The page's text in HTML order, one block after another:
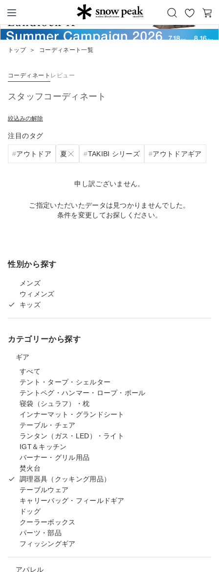
Snow Peak
お
カ
ー
トップ ＞ コーディネート一覧
コーディネート レビュー
スタッフコーディネート
絞込みの解除
注目のタグ
アウトドア 夏 TAKIBI シリーズ アウトドアギア
申し訳ございません。
ご指定いただいたデータは見つかりませんでした。
条件を変更してお探しください。
性別から探す
メンズ
ウィメンズ
キッズ
カテゴリーから探す
ギア
すべて
テント・タープ・シェルター
テントペグ・ハンマー・ロープ・ポール
寝袋（シュラフ）・枕
インナーマット・グランドシート
テーブル・チェア
ランタン（ガス・LED）・ライト
IGT＆キッチン
バーナー・グリル用品
焚火台
調理器具（クッキング用品）
テーブルウェア
キャリーバッグ・フィールドギア
ドッグ
クーラーボックス
パーツ・部品
フィッシングギア
アパレル